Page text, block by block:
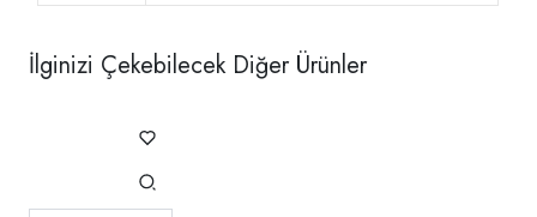
İlginizi Çekebilecek Diğer Ürünler